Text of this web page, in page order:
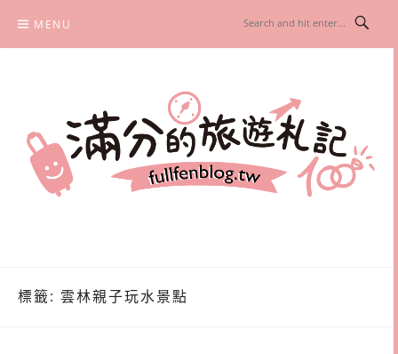
content
MENU
標籤: 雲林親子玩水景點